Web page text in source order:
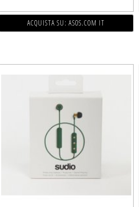
ACQUISTA SU: ASOS.COM IT